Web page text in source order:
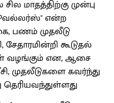
மாதத்திற்கு முன்பு
என்ற
பணம் முதலீடு
கூடுதல்
வழங்கும் என, ஆசை
முதலீடுகளை கவர்ந்து
தெரியவந்துள்ளது